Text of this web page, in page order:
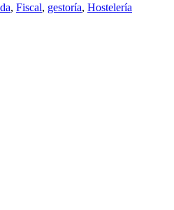
, Fiscal, gestoría, Hostelería